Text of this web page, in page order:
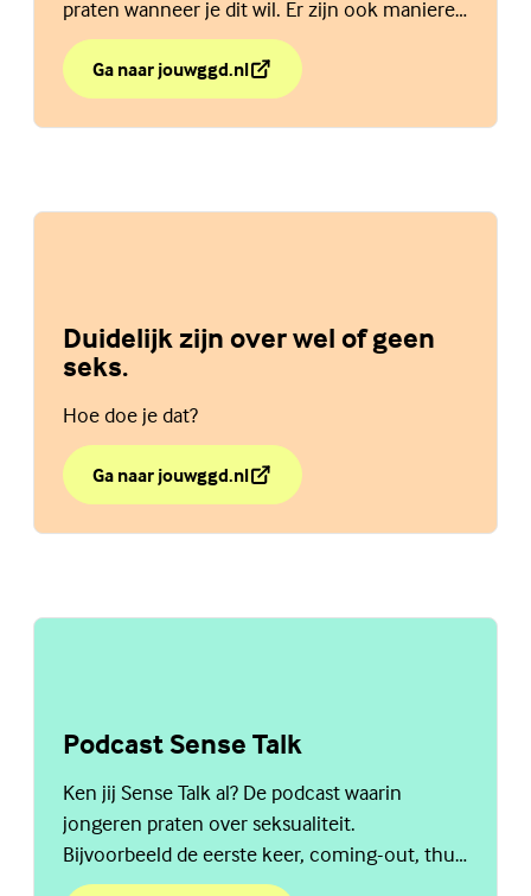
praten wanneer je dit wil. Er zijn ook manieren
om hulp te krijgen. Lees hier meer.
Ga naar jouwggd.nl
over Heb je een seksuele ervaring gehad zonder dat
(Externe link)
Duidelijk zijn over wel of geen
seks.
Hoe doe je dat?
Ga naar jouwggd.nl
over Duidelijk zijn over wel of geen seks.
(Externe link)
Podcast Sense Talk
Ken jij Sense Talk al? De podcast waarin
jongeren praten over seksualiteit.
Bijvoorbeeld de eerste keer, coming-out, thuis
praten over seks en nog veel meer. Ga naar